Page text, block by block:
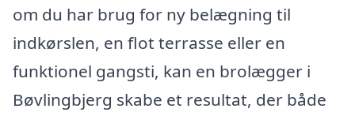
om du har brug for ny belægning til
indkørslen, en flot terrasse eller en
funktionel gangsti, kan en brolægger i
Bøvlingbjerg skabe et resultat, der både